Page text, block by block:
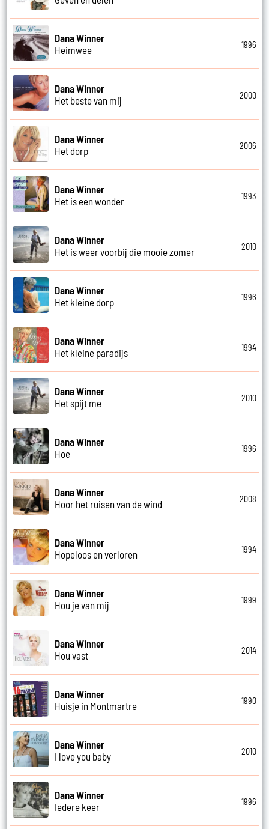
Dana Winner
Heimwee
1996
Dana Winner
Het beste van mij
2000
Dana Winner
Het dorp
2006
Dana Winner
Het is een wonder
1993
Dana Winner
Het is weer voorbij die mooie zomer
2010
Dana Winner
Het kleine dorp
1996
Dana Winner
Het kleine paradijs
1994
Dana Winner
Het spijt me
2010
Dana Winner
Hoe
1996
Dana Winner
Hoor het ruisen van de wind
2008
Dana Winner
Hopeloos en verloren
1994
Dana Winner
Hou je van mij
1999
Dana Winner
Hou vast
2014
Dana Winner
Huisje in Montmartre
1990
Dana Winner
I love you baby
2010
Dana Winner
Iedere keer
1996